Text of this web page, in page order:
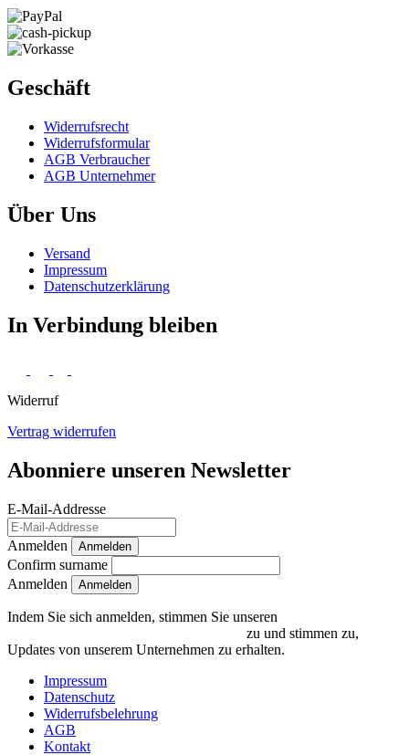
Geschäft
Widerrufs­recht
Widerrufs­formular
AGB Verbraucher
AGB Unternehmer
Über Uns
Versand
Impressum
Daten­schutz­erklärung
In Verbindung bleiben
Widerruf
Vertrag widerrufen
Abonniere unseren Newsletter
E-Mail-Addresse
Anmelden Anmelden
Confirm surname
Anmelden
Indem Sie sich anmelden, stimmen Sie unseren
zu und stimmen zu,
Updates von unserem Unternehmen zu erhalten.
Impressum
Datenschutz
Widerrufsbelehrung
AGB
Kontakt